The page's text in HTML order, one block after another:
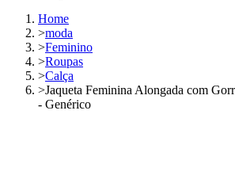
Home
>moda
>Feminino
>Roupas
>Calça
>Jaqueta Feminina Alongada com
- Genérico